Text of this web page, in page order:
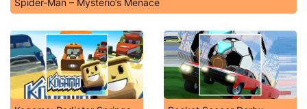
Spider-Man – Mysterio’s Menace